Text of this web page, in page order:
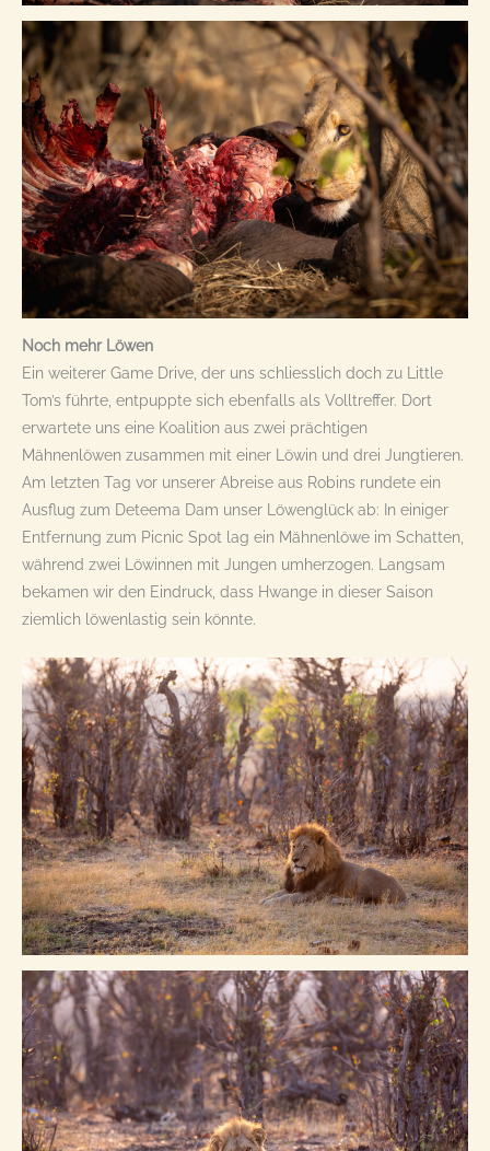
Noch mehr Löwen
Ein weiterer Game Drive, der uns schliesslich doch zu Little
Tom’s führte, entpuppte sich ebenfalls als Volltreffer. Dort
erwartete uns eine Koalition aus zwei prächtigen
Mähnenlöwen zusammen mit einer Löwin und drei Jungtieren.
Am letzten Tag vor unserer Abreise aus Robins rundete ein
Ausflug zum Deteema Dam unser Löwenglück ab: In einiger
Entfernung zum Picnic Spot lag ein Mähnenlöwe im Schatten,
während zwei Löwinnen mit Jungen umherzogen. Langsam
bekamen wir den Eindruck, dass Hwange in dieser Saison
ziemlich löwenlastig sein könnte.